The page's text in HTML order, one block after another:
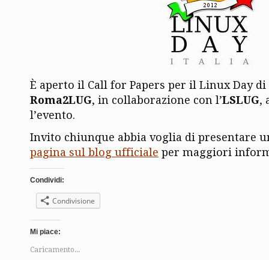
È aperto il Call for Papers per il Linux Day di
Roma2LUG, in collaborazione con l’LSLUG,
l’evento.
Invito chiunque abbia voglia di presentare
pagina sul blog ufficiale per maggiori
Condividi:
Condivisione
Mi piace:
Caricamento...